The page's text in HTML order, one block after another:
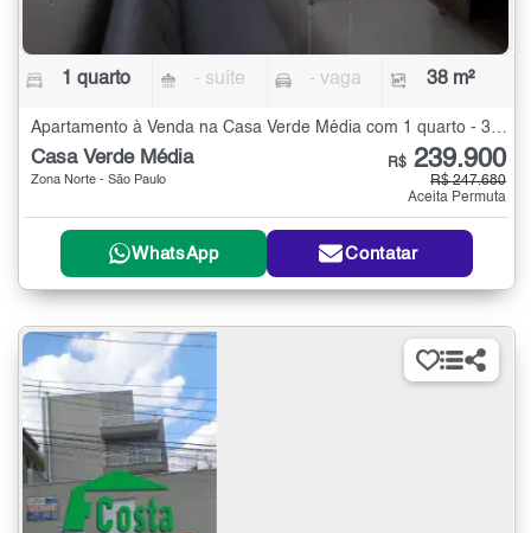
1 quarto - suíte - vaga 38 m²
Apartamento à Venda na Casa Verde Média com 1 quarto - 38 m²
Casa Verde Média
Zona Norte - São Paulo
R$ 239.900
R$ 247.680
Aceita Permuta
WhatsApp Contatar